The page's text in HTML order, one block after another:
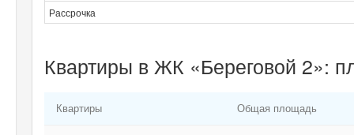
Рассрочка
Квартиры в ЖК «Береговой 2»:
Квартиры Общая площадь